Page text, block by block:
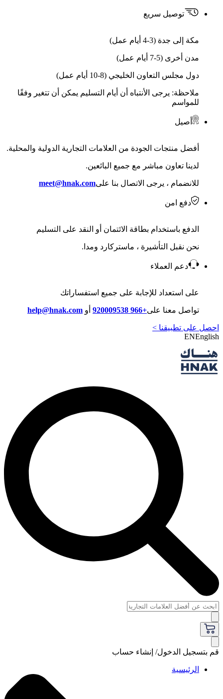
توصيل سريع
مكة إلى جدة (3-4 أيام عمل)
مدن أخرى (5-7 أيام عمل)
دول مجلس التعاون الخليجي (8-10 أيام عمل)
ملاحظة: يرجى الأنتباه أن أيام التسليم يمكن أن تتغير وفقًا
للمواسم
أصيل
أفضل منتجات الجودة من العلامات التجارية الدولية والمحلية.
لدينا تعاون مباشر مع جميع البائعين.
للانضمام ، يرجى الاتصال بنا علىmeet@hnak.com
دفع امن
الدفع باستخدام بطاقة الائتمان أو النقد على التسليم
نحن نقبل التأشيرة ، ماستركارد ومدا.
دعم العملاء
على استعداد للإجابة على جميع استفساراتك
تواصل معنا على+966 920009538 أو help@hnak.com
احصل على تطبيقنا >
ENEnglish
قم بتسجيل الدخول/ إنشاء حساب
الرئيسية